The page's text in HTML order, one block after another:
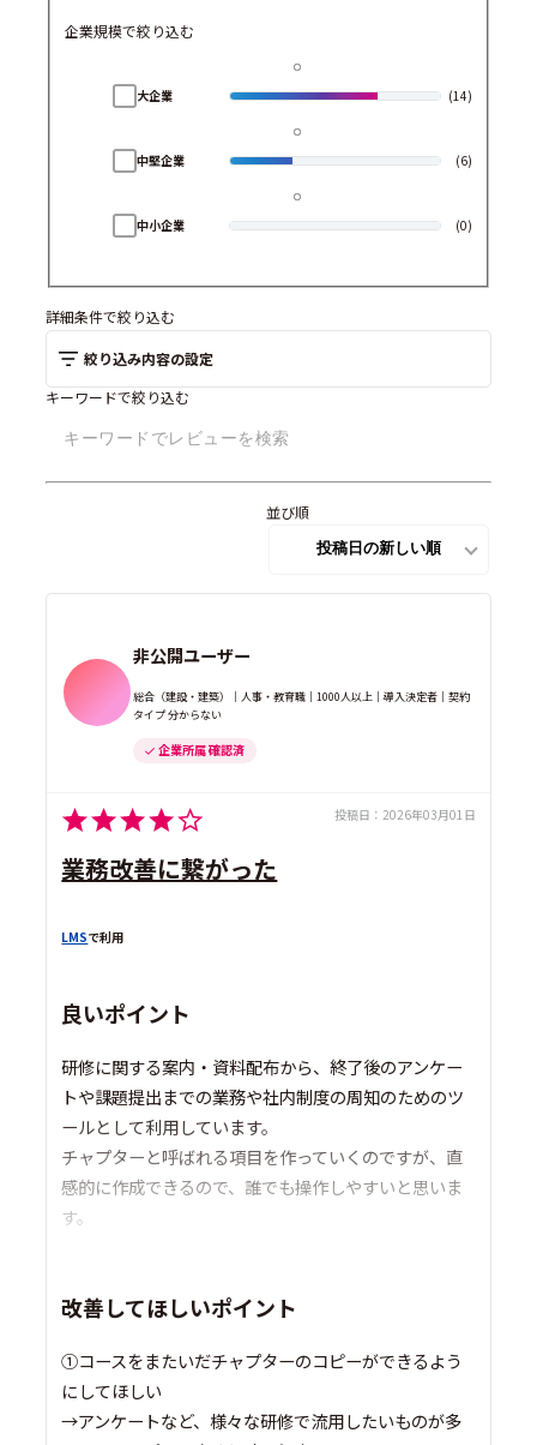
企業規模で絞り込む
大企業 (14)
中堅企業 (6)
中小企業 (0)
詳細条件で絞り込む
絞り込み内容の設定
キーワードで絞り込む
並び順
非公開ユーザー
総合（建設・建築）｜人事・教育職｜1000人以上｜導入決定者｜契約
タイプ 分からない
企業所属 確認済
投稿日： 2026年03月01日
業務改善に繋がった
LMSで利用
良いポイント
研修に関する案内・資料配布から、終了後のアンケー
トや課題提出までの業務や社内制度の周知のためのツ
ールとして利用しています。
チャプターと呼ばれる項目を作っていくのですが、直
感的に作成できるので、誰でも操作しやすいと思いま
す。
改善してほしいポイント
①コースをまたいだチャプターのコピーができるよう
にしてほしい
→アンケートなど、様々な研修で流用したいものが多